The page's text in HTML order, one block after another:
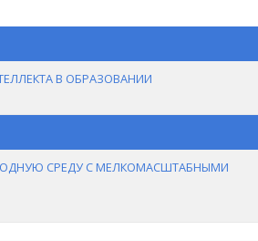
В ОБРАЗОВАНИИ
СРЕДУ С МЕЛКОМАСШТАБНЫМИ